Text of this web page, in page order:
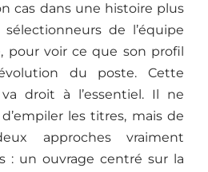
cas dans une histoire plus
sélectionneurs de l’équipe
pour voir ce que son profil
du poste. Cette
droit à l’essentiel. Il ne
d’empiler les titres, mais de
approches vraiment
: un ouvrage centré sur la